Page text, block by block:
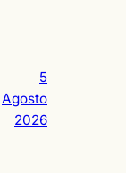
5
Agosto
2026